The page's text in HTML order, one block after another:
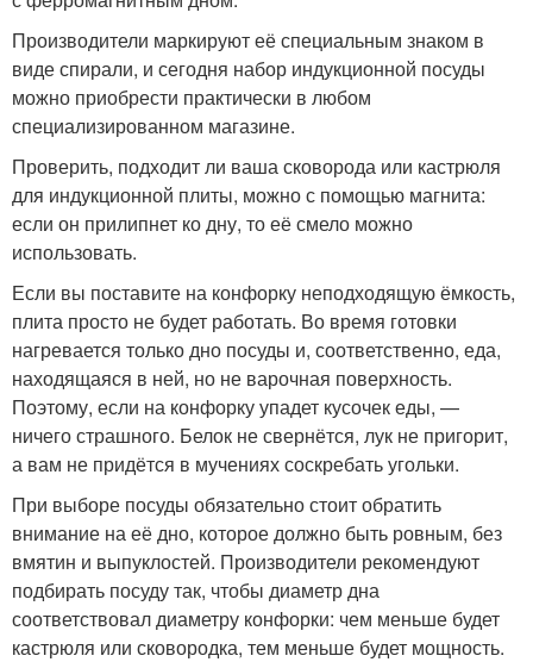
Производители маркируют её специальным знаком в
виде спирали, и сегодня набор индукционной посуды
можно приобрести практически в любом
специализированном магазине.
Проверить, подходит ли ваша сковорода или кастрюля
для индукционной плиты, можно с помощью магнита:
если он прилипнет ко дну, то её смело можно
использовать.
Если вы поставите на конфорку неподходящую ёмкость,
плита просто не будет работать. Во время готовки
нагревается только дно посуды и, соответственно, еда,
находящаяся в ней, но не варочная поверхность.
Поэтому, если на конфорку упадет кусочек еды, —
ничего страшного. Белок не свернётся, лук не пригорит,
а вам не придётся в мучениях соскребать угольки.
При выборе посуды обязательно стоит обратить
внимание на её дно, которое должно быть ровным, без
вмятин и выпуклостей. Производители рекомендуют
подбирать посуду так, чтобы диаметр дна
соответствовал диаметру конфорки: чем меньше будет
кастрюля или сковородка, тем меньше будет мощность.